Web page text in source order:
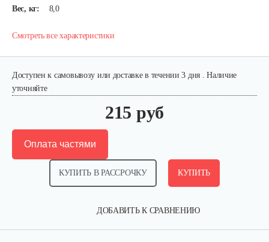
Вес, кг:
8,0
Смотреть все характеристики
215 руб
Доступен к самовывозу или доставке в течении 3 дня . Наличие
уточняйте
ДОБАВИТЬ К СРАВНЕНИЮ
КУПИТЬ В РАССРОЧКУ КУПИТЬ
Оплата частями